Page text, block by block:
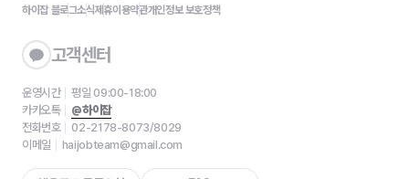
하이잡 블로그소식제휴이용약관개인정보 보호정책
고객센터
운영시간
평일 09:00-18:00
카카오톡
@하이잡
전화번호
02-2178-8073/8029
이메일
haijobteam@gmail.com